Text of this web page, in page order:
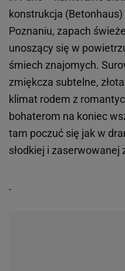
konstrukcja
Poznaniu, zapach
unoszący się w
śmiech znajomych.
zmiękcza subtelne,
klimat rodem z
bohaterom na koniec
tam poczuć się jak w
słodkiej i zaserwowanej